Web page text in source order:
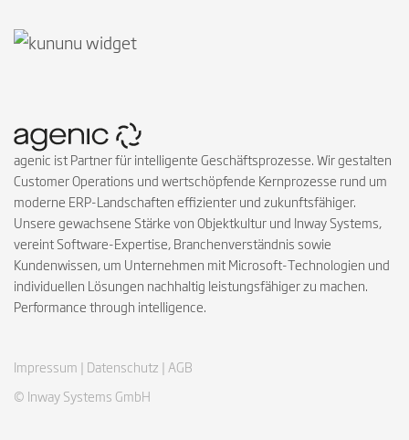
agenic ist Partner für intelligente Geschäftsprozesse. Wir gestalten
Customer Operations und wertschöpfende Kernprozesse rund um
moderne ERP-Landschaften effizienter und zukunftsfähiger.
Unsere gewachsene Stärke von Objektkultur und Inway Systems,
vereint Software-Expertise, Branchenverständnis sowie
Kundenwissen, um Unternehmen mit Microsoft-Technologien und
individuellen Lösungen nachhaltig leistungsfähiger zu machen.
Performance through intelligence.
© Inway Systems GmbH
Impressum | Datenschutz | AGB